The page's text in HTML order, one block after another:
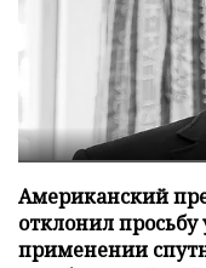
Американский
отклонил просьбу
применении